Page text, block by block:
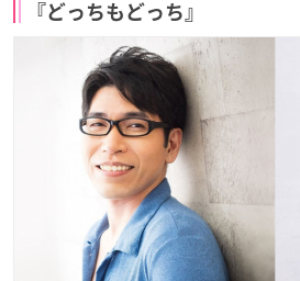
『どっちもどっち』